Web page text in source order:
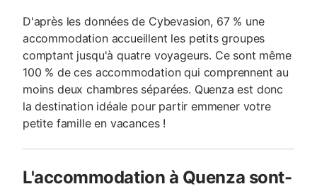
D'après les données de Cybevasion, 67 % une
accommodation accueillent les petits groupes
comptant jusqu'à quatre voyageurs. Ce sont même
100 % de ces accommodation qui comprennent au
moins deux chambres séparées. Quenza est donc
la destination idéale pour partir emmener votre
petite famille en vacances !
L'accommodation à Quenza sont-